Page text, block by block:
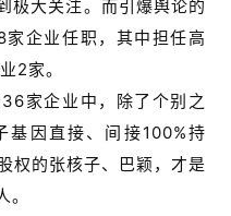
极大关注。而引爆舆论的
企业任职，其中担任高
2家。
家企业中，除了个别之
基因直接、间接100%持
权的张核子、巴颖，才是